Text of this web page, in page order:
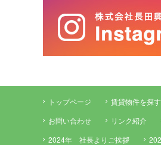
トップページ 賃貸物件を探す
お問い合わせ
リンク紹介
2024年 社長よりご挨拶